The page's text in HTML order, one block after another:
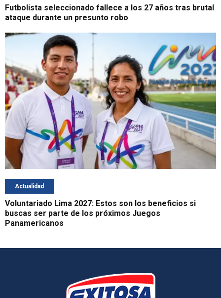
Futbolista seleccionado fallece a los 27 años tras brutal
ataque durante un presunto robo
Actualidad
Voluntariado Lima 2027: Estos son los beneficios si
buscas ser parte de los próximos Juegos
Panamericanos